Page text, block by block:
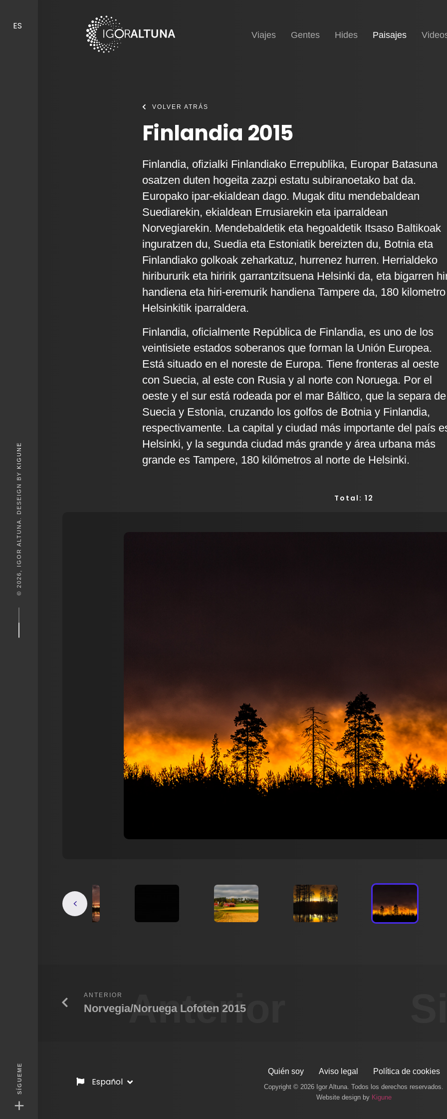
ES
© 2026, IGOR ALTUNA. DESEIGN BY
KIGUNE
+
SÍGUEME
Inicio
Viajes Gentes Hides Paisajes(current)
VOLVER ATRÁS
Finlandia 2015
Finlandia, ofizialki Finlandiako Errepublika, Europar Batasuna
osatzen duten hogeita zazpi estatu subiranoetako bat da.
Europako ipar-ekialdean dago. Mugak ditu mendebaldean
Suediarekin, ekialdean Errusiarekin eta iparraldean
Norvegiarekin. Mendebaldetik eta hegoaldetik Itsaso Baltikoak
inguratzen du, Suedia eta Estoniatik bereizten du, Botnia eta
Finlandiako golkoak zeharkatuz, hurrenez hurren. Herrialdeko
hiribururik eta hiririk garrantzitsuena Helsinki da, eta bigarren
handiena eta hiri-eremurik handiena Tampere da, 180 kilometro
Helsinkitik iparraldera.
Finlandia, oficialmente República de Finlandia, es uno de los
veintisiete estados soberanos que forman la Unión Europea.
Está situado en el noreste de Europa. Tiene fronteras al oeste
con Suecia, al este con Rusia y al norte con Noruega. Por el
oeste y el sur está rodeada por el mar Báltico, que la separa de
Suecia y Estonia, cruzando los golfos de Botnia y Finlandia,
respectivamente. La capital y ciudad más importante del país
Helsinki, y la segunda ciudad más grande y área urbana más
grande es Tampere, 180 kilómetros al norte de Helsinki.
Total: 12
Anterior
ANTERIOR
Norvegia/Noruega Lofoten 2015
Español
Quién soy Aviso legal Política de cookies
Copyright © 2026 Igor Altuna. Todos los derechos reservados.
Website design by Kigune